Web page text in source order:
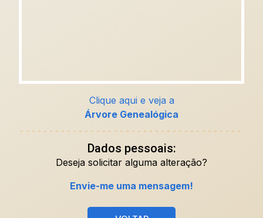
Clique aqui e veja a
Árvore Genealógica
Dados pessoais:
Deseja solicitar alguma alteração?
Envie-me uma mensagem!